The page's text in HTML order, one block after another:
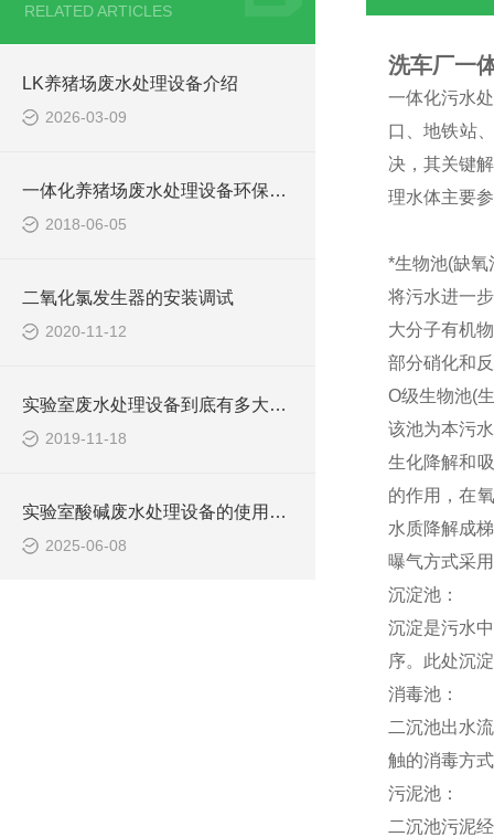
RELATED ARTICLES
LK养猪场废水处理设备介绍
2026-03-09
一体化养猪场废水处理设备环保局新要求
2018-06-05
二氧化氯发生器的安装调试
2020-11-12
实验室废水处理设备到底有多大的本事？
2019-11-18
实验室酸碱废水处理设备的使用可提高生态环保
2025-06-08
洗车厂一
一体化污水
口、地铁站
决，其关键
理水体主要
*生物池(缺氧
将污水进一
大分子有机
部分硝化和
O级生物池(
该池为本污
生化降解和
的作用，在
水质降解成
曝气方式采
沉淀池：
沉淀是污水
序。此处沉
消毒池：
二沉池出水
触的消毒方
污泥池：
二沉池污泥